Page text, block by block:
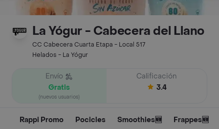
La Yógur - Cabecera del Llano
CC Cabecera Cuarta Etapa - Local 517
Helados - La Yógur
Envío
Gratis
(nuevos usuarios)
Calificación
3.4
Rappi Promo Pocicles Smoothies🆕 Frappes🆕